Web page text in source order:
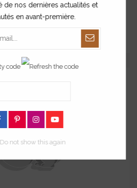
lapin Joyeuses Pâques
de nos dernières actualités et
en avant-première.
Do not show this again